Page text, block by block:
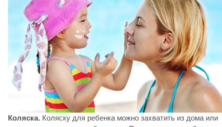
Коляска. Коляску для ребенка можно захватить из дома или